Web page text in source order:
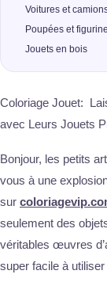
Voitures et
Poupées et
Jouets en bois
Coloriage Jouet:
avec Leurs Jouets
Bonjour, les petits
vous à une
sur
seulement des
véritables œuvres
super facile à utiliser